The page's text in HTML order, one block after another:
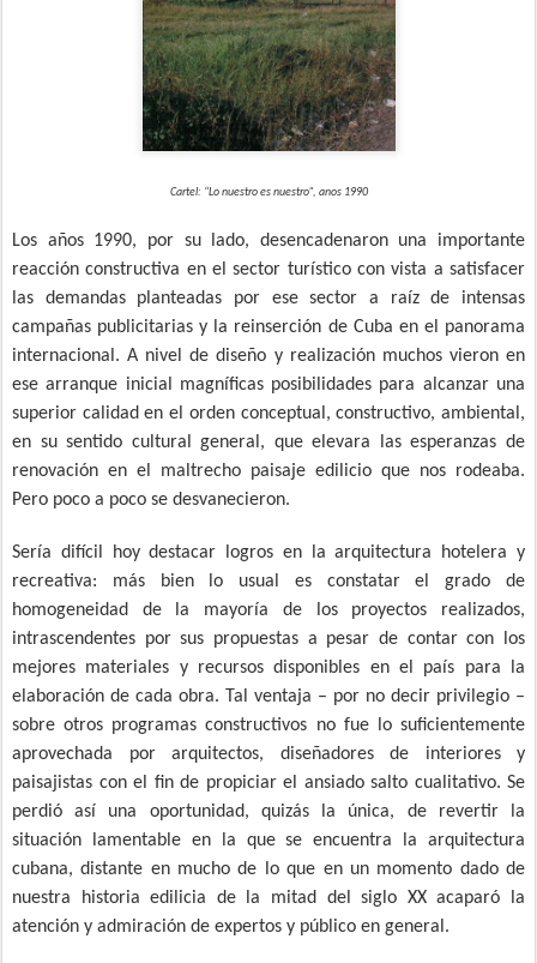
Cartel: “Lo nuestro es nuestro”, anos 1990
Los años 1990, por su lado, desencadenaron una importante
reacción constructiva en el sector turístico con vista a satisfacer
las demandas planteadas por ese sector a raíz de intensas
campañas publicitarias y la reinserción de Cuba en el panorama
internacional. A nivel de diseño y realización muchos vieron en
ese arranque inicial magníficas posibilidades para alcanzar una
superior calidad en el orden conceptual, constructivo, ambiental,
en su sentido cultural general, que elevara las esperanzas de
renovación en el maltrecho paisaje edilicio que nos rodeaba.
Pero poco a poco se desvanecieron.
Sería difícil hoy destacar logros en la arquitectura hotelera y
recreativa: más bien lo usual es constatar el grado de
homogeneidad de la mayoría de los proyectos realizados,
intrascendentes por sus propuestas a pesar de contar con los
mejores materiales y recursos disponibles en el país para la
elaboración de cada obra. Tal ventaja – por no decir privilegio –
sobre otros programas constructivos no fue lo suficientemente
aprovechada por arquitectos, diseñadores de interiores y
paisajistas con el fin de propiciar el ansiado salto cualitativo. Se
perdió así una oportunidad, quizás la única, de revertir la
situación lamentable en la que se encuentra la arquitectura
cubana, distante en mucho de lo que en un momento dado de
nuestra historia edilicia de la mitad del siglo XX acaparó la
atención y admiración de expertos y público en general.